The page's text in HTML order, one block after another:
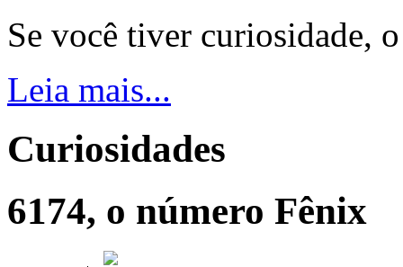
Se você tiver curiosidade,
Leia mais...
Curiosidades
6174, o número Fênix